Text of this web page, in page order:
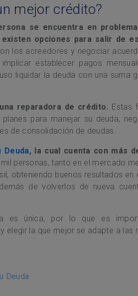
mejor crédito?
se encuentra en
opciones para salir de
los acreedores y negociar
establecer pagos
liquidar la deuda con una suma
reparadora de crédito. Estas
para manejar su deuda,
de consolidación de deudas.
Deuda, la cual cuenta con más
personas, tanto en el mercado
obteniendo buenos resultados en
de volverlos de nueva
es única, por lo que es
elegir la que mejor se adapte a las
Deuda